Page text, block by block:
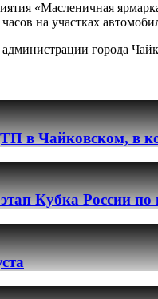
«Масленичная
на участках
города
в Чайковском, в
Кубка России по